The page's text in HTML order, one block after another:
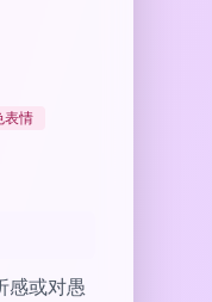
表情
感或对愚